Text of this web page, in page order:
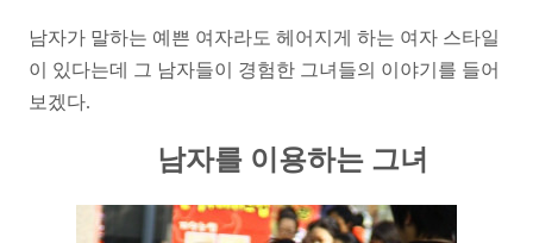
남자가 말하는 예쁜 여자라도 헤어지게 하는 여자 스타일
이 있다는데 그 남자들이 경험한 그녀들의 이야기를 들어
보겠다.
남자를 이용하는 그녀